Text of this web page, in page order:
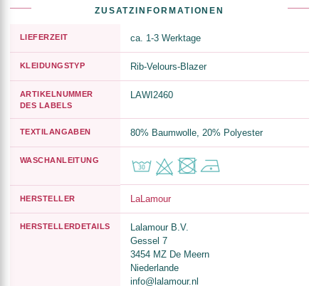
ZUSATZINFORMATIONEN
LIEFERZEIT ca. 1-3 Werktage
KLEIDUNGSTYP Rib-Velours-Blazer
ARTIKELNUMMER
DES LABELS
LAWI2460
TEXTILANGABEN 80% Baumwolle, 20% Polyester
WASCHANLEITUNG
HERSTELLER LaLamour
HERSTELLERDETAILS
Lalamour B.V.
Gessel 7
3454 MZ De Meern
Niederlande
info@lalamour.nl